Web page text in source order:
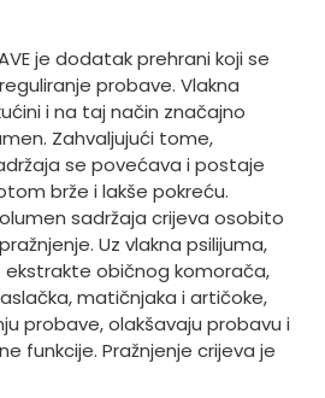
je dodatak prehrani koji se
probave. Vlakna
i na taj način značajno
Zahvaljujući tome,
se povećava i postaje
brže i lakše pokreću.
sadržaja crijeva osobito
Uz vlakna psilijuma,
ekstrakte običnog komorača,
matičnjaka i artičoke,
probave, olakšavaju probavu i
funkcije. Pražnjenje crijeva je